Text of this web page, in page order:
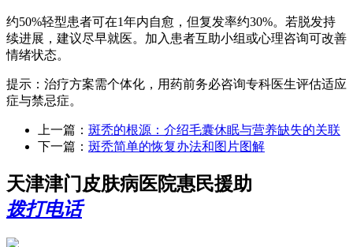
约50%轻型患者可在1年内自愈，但复发率约30%。若脱发持
续进展，建议尽早就医。加入患者互助小组或心理咨询可改善
情绪状态。
提示：治疗方案需个体化，用药前务必咨询专科医生评估适应
症与禁忌症。
上一篇： 斑秃的根源：介绍毛囊休眠与营养缺失的关联
下一篇： 斑秃简单的恢复办法和图片图解
天津津门皮肤病医院惠民援助
拨打电话